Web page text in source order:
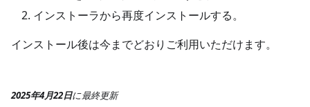
インストーラから再度インストールする。
インストール後は今までどおりご利用いただけます。
2025年4月22日に最終更新